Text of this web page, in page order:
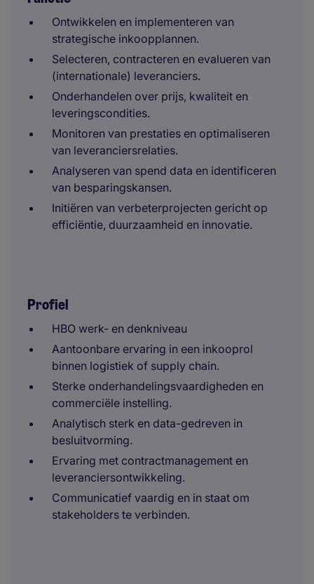
Ontwikkelen en implementeren van
strategische inkoopplannen.
Selecteren, contracteren en evalueren van
(internationale) leveranciers.
Onderhandelen over prijs, kwaliteit en
leveringscondities.
Monitoren van prestaties en optimaliseren
van leveranciersrelaties.
Analyseren van spend data en identificeren
van besparingskansen.
Initiëren van verbeterprojecten gericht op
efficiëntie, duurzaamheid en innovatie.
Profiel
HBO werk- en denkniveau
Aantoonbare ervaring in een inkooprol
binnen logistiek of supply chain.
Sterke onderhandelingsvaardigheden en
commerciële instelling.
Analytisch sterk en data-gedreven in
besluitvorming.
Ervaring met contractmanagement en
leveranciersontwikkeling.
Communicatief vaardig en in staat om
stakeholders te verbinden.